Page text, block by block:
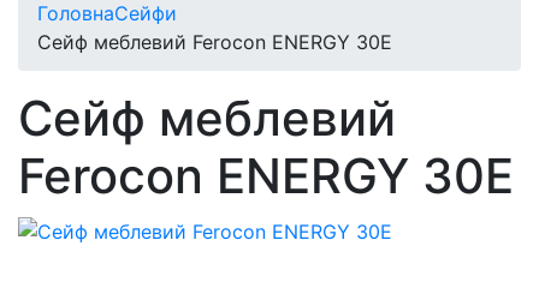
ГоловнаСейфи
Сейф меблевий Ferocon ENERGY 30Е
Сейф меблевий
Ferocon ENERGY 30Е